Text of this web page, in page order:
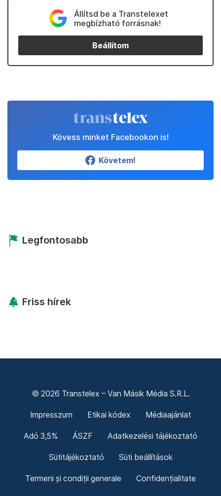
Állítsd be a Transtelexet
megbízható forrásnak!
Beállítom
Kövess minket Facebookon is!
Követem!
Legfontosabb
Friss hírek
© 2026 Transtelex – Van Másik Média S.R.L.
Impresszum Etikai kódex Médiaajánlat
Adó 3,5% ÁSZF Adatkezelési tájékoztató
Sütitájékoztató Süti beállítások
Termeni și condiții generale Confidențialitate